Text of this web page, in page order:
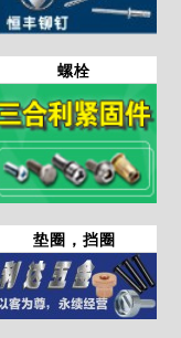
螺栓
垫圈，挡圈